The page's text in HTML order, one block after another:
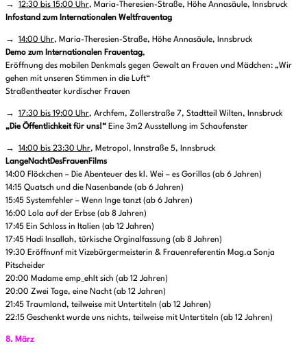
→ 12:30 bis 15:00 Uhr, Maria-Theresien-Straße, Höhe Annasäule, Innsbruck
Infostand zum Internationalen Weltfrauentag
→ 14:00 Uhr, Maria-Theresien-Straße, Höhe Annasäule, Innsbruck
Demo zum Internationalen Frauentag,
Eröffnung des mobilen Denkmals gegen Gewalt an Frauen und Mädchen: „Wir
gehen mit unseren Stimmen in die Luft“
Straßentheater kurdischer Frauen
→ 17:30 bis 19:00 Uhr, Archfem, Zollerstraße 7, Stadtteil Wilten, Innsbruck
„Die Öffentlichkeit für uns!“ Eine 3m2 Ausstellung im Schaufenster
→ 14:00 bis 23:30 Uhr, Metropol, Innstraße 5, Innsbruck
LangeNachtDesFrauenFilms
14:00 Flöckchen – Die Abenteuer des kl. Wei – es Gorillas (ab 6 Jahren)
14:15 Quatsch und die Nasenbande (ab 6 Jahren)
15:45 Systemfehler – Wenn Inge tanzt (ab 6 Jahren)
16:00 Lola auf der Erbse (ab 8 Jahren)
17:45 Ein Schloss in Italien (ab 12 Jahren)
17:45 Hadi Insallah, türkische Orginalfassung (ab 8 Jahren)
19:30 Eröffnunf mit Vizebürgermeisterin & Frauenreferentin Mag.a Sonja
Pitscheider
20:00 Madame emp_ehlt sich (ab 12 Jahren)
20:00 Zwei Tage, eine Nacht (ab 12 Jahren)
21:45 Traumland, teilweise mit Untertiteln (ab 12 Jahren)
22:15 Geschenkt wurde uns nichts, teilweise mit Untertiteln (ab 12 Jahren)
8. März